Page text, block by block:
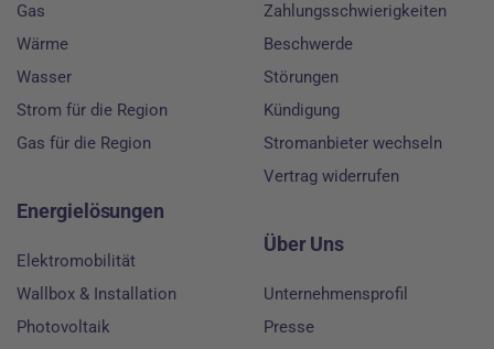
Gas
Wärme
Wasser
Strom für die Region
Gas für die Region
Energielösungen
Elektromobilität
Wallbox & Installation
Photovoltaik
Zahlungsschwierigkeiten
Beschwerde
Störungen
Kündigung
Stromanbieter wechseln
Vertrag widerrufen
Über Uns
Unternehmensprofil
Presse